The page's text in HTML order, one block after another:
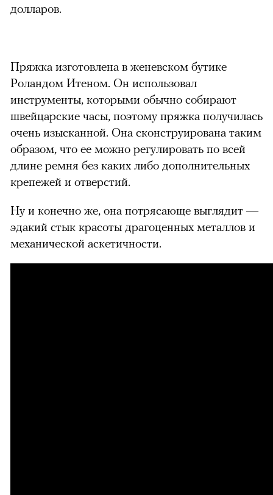
долларов.
00:00 /00:00
Пряжка изготовлена в женевском бутике
Роландом Итеном. Он использовал
инструменты, которыми обычно собирают
швейцарские часы, поэтому пряжка получилась
очень изысканной. Она сконструирована таким
образом, что ее можно регулировать по всей
длине ремня без каких либо дополнительных
крепежей и отверстий.
Ну и конечно же, она потрясающе выглядит —
эдакий стык красоты драгоценных металлов и
механической аскетичности.